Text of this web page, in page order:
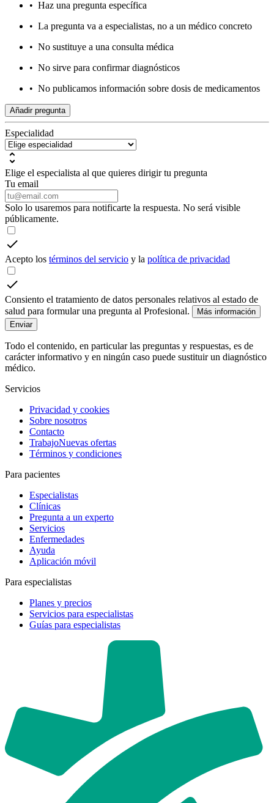
• Haz una pregunta específica
• La pregunta va a especialistas, no a un médico concreto
• No sustituye a una consulta médica
• No sirve para confirmar diagnósticos
• No publicamos información sobre dosis de medicamentos
Añadir pregunta
Especialidad
Elige el especialista al que quieres dirigir tu pregunta
Tu email
Solo lo usaremos para notificarte la respuesta. No será visible
públicamente.
Acepto los términos del servicio y la política de privacidad
Consiento el tratamiento de datos personales relativos al estado de
salud para formular una pregunta al Profesional.
Más información
Enviar
Todo el contenido, en particular las preguntas y respuestas, es de
carácter informativo y en ningún caso puede sustituir un diagnóstico
médico.
Servicios
Privacidad y cookies
Sobre nosotros
Contacto
TrabajoNuevas ofertas
Términos y condiciones
Para pacientes
Especialistas
Clínicas
Pregunta a un experto
Servicios
Enfermedades
Ayuda
Aplicación móvil
Para especialistas
Planes y precios
Servicios para especialistas
Guías para especialistas